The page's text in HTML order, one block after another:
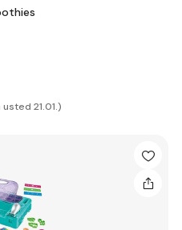
usted 21.01.)